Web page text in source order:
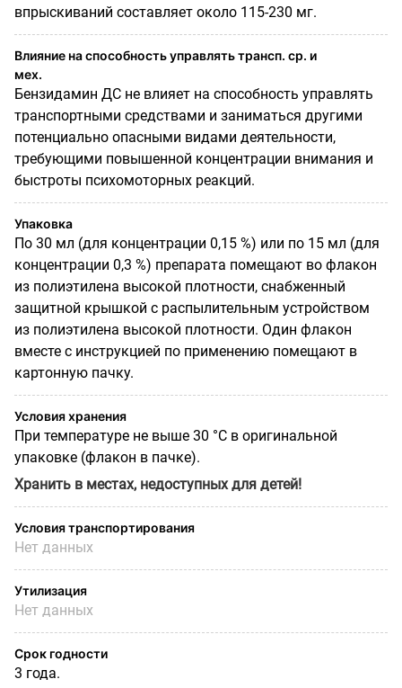
впрыскиваний составляет около 115-230 мг.
Влияние на способность управлять трансп. ср. и
мех.
Бензидамин ДС не влияет на способность управлять
транспортными средствами и заниматься другими
потенциально опасными видами деятельности,
требующими повышенной концентрации внимания и
быстроты психомоторных реакций.
Упаковка
По 30 мл (для концентрации 0,15 %) или по 15 мл (для
концентрации 0,3 %) препарата помещают во флакон
из полиэтилена высокой плотности, снабженный
защитной крышкой с распылительным устройством
из полиэтилена высокой плотности. Один флакон
вместе с инструкцией по применению помещают в
картонную пачку.
Условия хранения
При температуре не выше 30 °С в оригинальной
упаковке (флакон в пачке).
Хранить в местах, недоступных для детей!
Условия транспортирования
Нет данных
Утилизация
Нет данных
Срок годности
3 года.